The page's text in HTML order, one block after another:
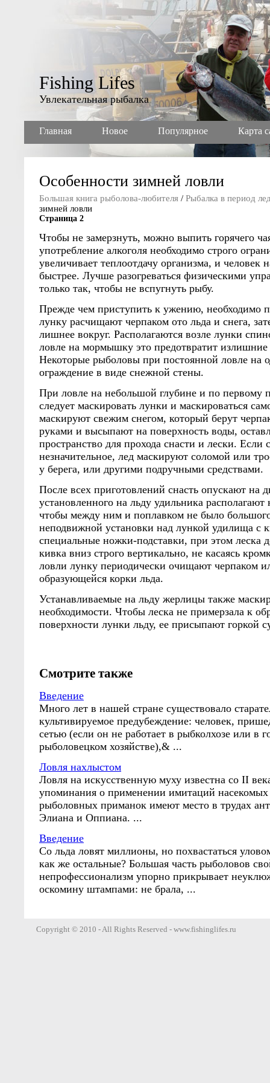
Fishing Lifes
Увлекательная рыбалка
Главная Новое Популярное Карта
Особенности зимней ловли
Большая книга рыболова-любителя / Рыбалка в период
зимней ловли
Страница 2
Чтобы не замерзнуть, можно выпить горячего
употребление алкоголя необходимо строго
увеличивает теплоотдачу организма, и человек
быстрее. Лучше разогреваться физическими
только так, чтобы не вспугнуть рыбу.
Прежде чем приступить к ужению, необходимо
лунку расчищают черпаком ото льда и снега,
лишнее вокруг. Располагаются возле лунки
ловле на мормышку это предотвратит
Некоторые рыболовы при постоянной ловле на
ограждение в виде снежной стены.
При ловле на небольшой глубине и по первому
следует маскировать лунки и маскироваться
маскируют свежим снегом, который берут
руками и высыпают на поверхность воды,
пространство для прохода снасти и лески. Если
незначительное, лед маскируют соломой или
у берега, или другими подручными средствами.
После всех приготовлений снасть опускают на
установленного на льду удильника располагают
чтобы между ним и поплавком не было
неподвижной установки над лункой удилища с
специальные ножки-подставки, при этом леска
кивка вниз строго вертикально, не касаясь
ловли лунку периодически очищают черпаком
образующейся корки льда.
Устанавливаемые на льду жерлицы также
необходимости. Чтобы леска не примерзала к
поверхности лунки льду, ее присыпают горкой
Смотрите также
Введение
Много лет в нашей стране существовало
культивируемое предубеждение: человек,
сетью (если он не работает в рыбколхозе или в
рыболовецком хозяйстве),& ...
Ловля нахлыстом
Ловля на искусственную муху известна со II
упоминания о применении имитаций насекомых
рыболовных приманок имеют место в трудах
Элиана и Оппиана. ...
Введение
Со льда ловят миллионы, но похвастаться
как же остальные? Большая часть рыболовов
непрофессионализм упорно прикрывает
оскомину штампами: не брала, ...
Copyright © 2010 - All Rights Reserved - www.fishinglifes.ru